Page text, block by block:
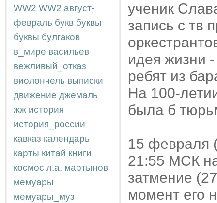
WW2 WW2 август-
февраль букв буквы
буквы булгаков
в_мире васильев
вежливый_отказ
виолончель выписки
движение джемаль
жж история
история_россии
кавказ календарь
карты китай книги
космос л.а. мартынов
мемуары
мемуары_муз
ученик
запись с тв
идея жизни
ребят из
На 100-
была б
15 февраля
21:55 МСК
затмение
момент его